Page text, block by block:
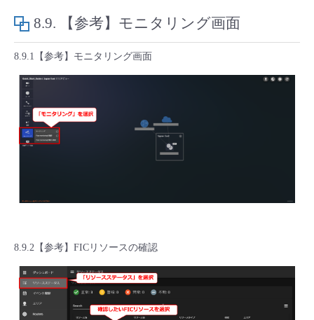
8.9. 【参考】モニタリング画面
8.9.1【参考】モニタリング画面
8.9.2【参考】FICリソースの確認